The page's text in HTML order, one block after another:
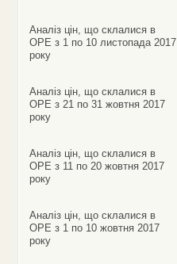
Аналіз цін, що склалися в
ОРЕ з 1 по 10 листопада 2017
року
Аналіз цін, що склалися в
ОРЕ з 21 по 31 жовтня 2017
року
Аналіз цін, що склалися в
ОРЕ з 11 по 20 жовтня 2017
року
Аналіз цін, що склалися в
ОРЕ з 1 по 10 жовтня 2017
року